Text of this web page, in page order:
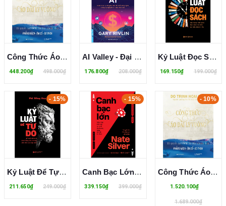
Công Thức Áo Dài Ly Vuông - Đỗ Trịnh Hoài Nam
448.200₫ 498.000₫
AI Valley - Đại Chiến AI - Cuộc Đua Tỷ Đô Giữa Các Đế Chế Công Nghệ Trong Kỷ Nguyên Trí Tuệ Nhân Tạo - Gary Rivlin
176.800₫ 208.000₫
Kỷ Luật Đọc Sách - Xây Dựng Thói Quen Đọc Sách Và Biến Tri Thức Thành Tiền - Phi Hồng Huy
169.150₫ 199.000₫
- 15%
Kỷ Luật Để Tự Do - Kỷ Luật Chính Là Hành Động Yêu Thương Bản Thân Cao Cấp Nhất - Phi Hồng Huy
211.650₫ 249.000₫
- 15%
Canh Bạc Lớn - Nghệ Thuật Kiểm Soát Rủi Ro Để Thành Công Trong Thời Đại Bất Định - Nate Silver
339.150₫ 399.000₫
- 10%
Công Thức Áo Dài Ly Vuông (Bìa Cứng) - Đỗ Trịnh Hoài Nam
1.520.100₫
1.689.000₫